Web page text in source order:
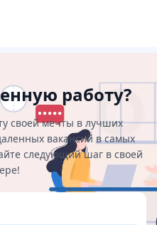
работу?
своей мечты в лучших
вакансий в самых
следующий шаг в своей